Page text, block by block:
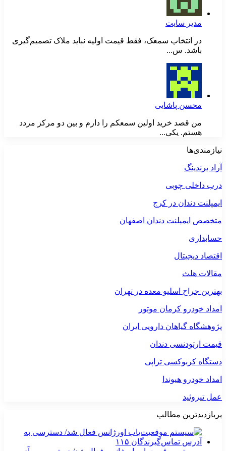
مدیر سایت
در انتخاب سمعک، فقط قیمت اولیه نباید ملاک تصمیم‌گیری
باشد. س...
محسن پاشایی
من قصد خرید اولین سمعکم را دارم و بین دو مرکز مردد
هستم. یکی...
نیازمندی‌ها
آراد برندینگ
درب داخلی چوبی
ایمپلنت دندان در کرج
متخصص ایمپلنت دندان اصفهان
حسابداری
اقتصاد دیجیتال
مقالات هلث
بهترین جراح اسلیو معده در تهران
امداد خودرو کرمان موتور
پژوهشگاه گیاهان دارویی ایران
قیمت ارتودنسی دندان
دستگاه کربوکسی تراپی
امداد خودرو هیوندا
عمل تیروئید
پربازدیدترین مطالب